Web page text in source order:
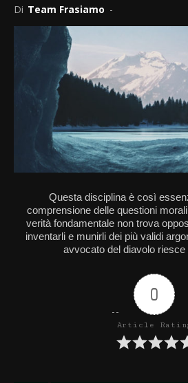
Di Team Frasiamo -
Questa disciplina è così
comprensione delle questioni
verità fondamentale non trova
inventarli e munirli dei più validi
avvocato del diavolo riesce
0
Article